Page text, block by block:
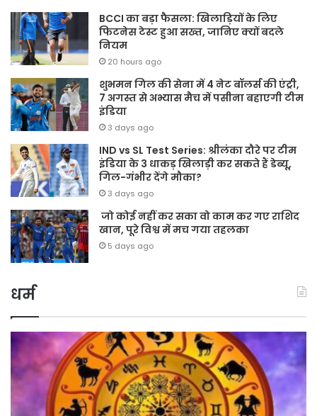
BCCI का बड़ा फैसला: खिलाड़ियों के लिए
फिटनेस टेस्ट हुआ सख्त, जानिए क्यों बदले
नियम
20 hours ago
शुभमन गिल की सेना में 4 नेट बॉलर्स की एंट्री,
7 अगस्त से अभ्यास मैच में पसीना बहाएगी टीम
इंडिया
3 days ago
IND vs SL Test Series: श्रीलंका दौरे पर टीम
इंडिया के 3 धाकड़ खिलाड़ी कर सकते हैं डेब्यू,
गिल-गंभीर देंगे मौका?
3 days ago
जो कोई नहीं कर सका वो काम कर गए राशिद
खान, पूरे विश्व में मच गया तहलका
5 days ago
धर्म